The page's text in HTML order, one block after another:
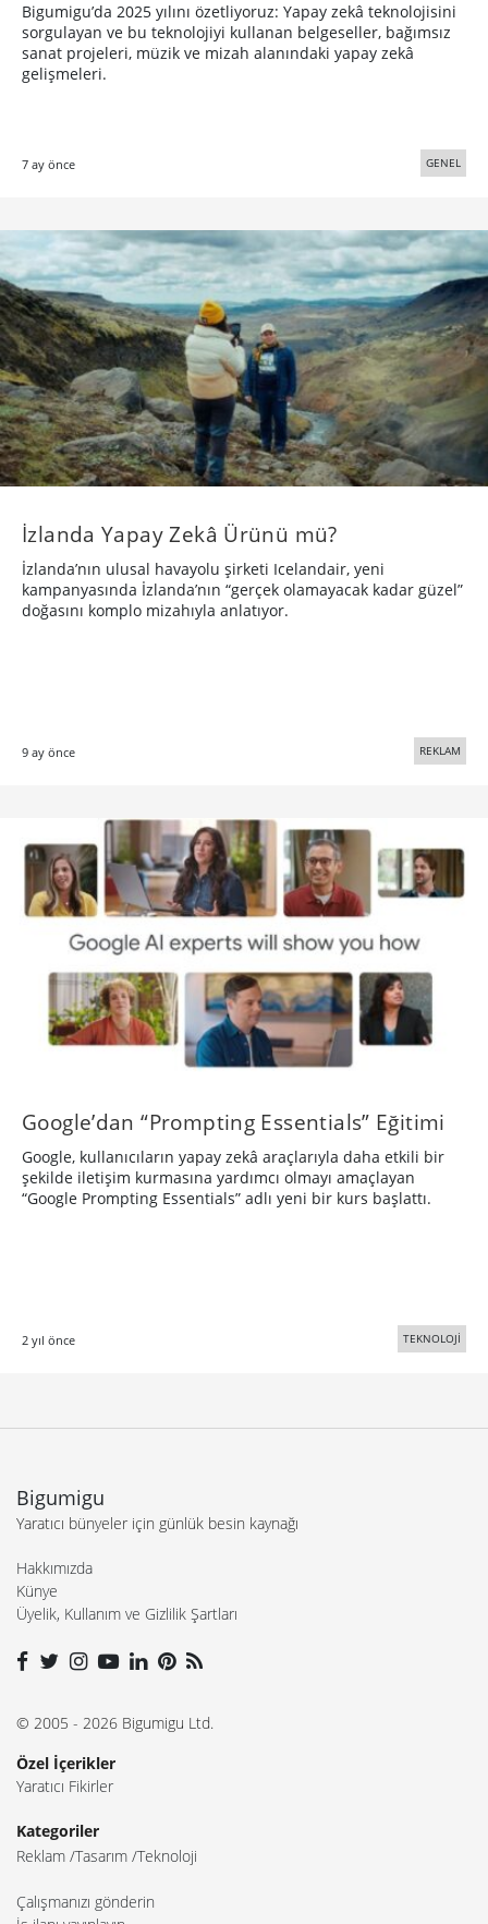
Bigumigu’da 2025 yılını özetliyoruz: Yapay zekâ teknolojisini
sorgulayan ve bu teknolojiyi kullanan belgeseller, bağımsız
sanat projeleri, müzik ve mizah alanındaki yapay zekâ
gelişmeleri.
7 ay önce GENEL
İzlanda Yapay Zekâ Ürünü mü?
İzlanda’nın ulusal havayolu şirketi Icelandair, yeni
kampanyasında İzlanda’nın “gerçek olamayacak kadar güzel”
doğasını komplo mizahıyla anlatıyor.
9 ay önce REKLAM
Google’dan “Prompting Essentials” Eğitimi
Google, kullanıcıların yapay zekâ araçlarıyla daha etkili bir
şekilde iletişim kurmasına yardımcı olmayı amaçlayan
“Google Prompting Essentials” adlı yeni bir kurs başlattı.
2 yıl önce TEKNOLOJİ
Bigumigu
Yaratıcı bünyeler için günlük besin kaynağı
Hakkımızda
Künye
Üyelik, Kullanım ve Gizlilik Şartları
© 2005 - 2026 Bigumigu Ltd.
Özel İçerikler
Yaratıcı Fikirler
Kategoriler
Reklam Tasarım Teknoloji
Çalışmanızı gönderin